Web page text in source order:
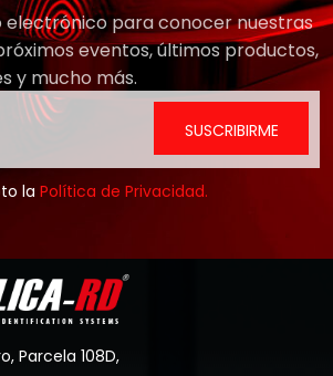
electrónico para conocer nuestras
eventos, últimos productos,
y mucho más.
la Política de Privacidad.
Parcela 108D,